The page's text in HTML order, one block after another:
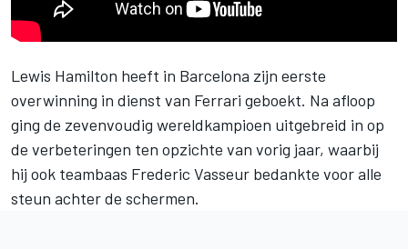
Lewis Hamilton heeft in Barcelona zijn eerste
overwinning in dienst van Ferrari geboekt. Na afloop
ging de zevenvoudig wereldkampioen uitgebreid in op
de verbeteringen ten opzichte van vorig jaar, waarbij
hij ook teambaas Frederic Vasseur bedankte voor alle
steun achter de schermen.